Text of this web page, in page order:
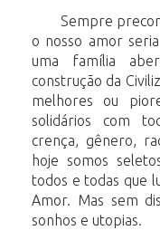
Sempre
o nosso amor
uma família
construção da
melhores ou
solidários com
crença, gênero,
hoje somos
todos e todas que
Amor. Mas sem
sonhos e utopias.